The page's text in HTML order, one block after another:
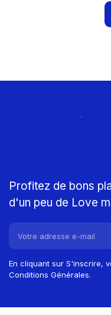
Profitez de bons
d'un peu de Love
En cliquant sur S'inscrire,
Conditions Générales.